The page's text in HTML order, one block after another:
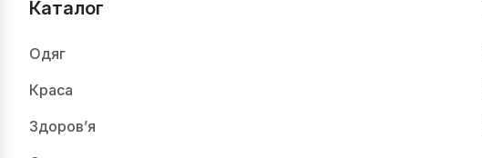
Каталог
Одяг
Краса
Здоров’я